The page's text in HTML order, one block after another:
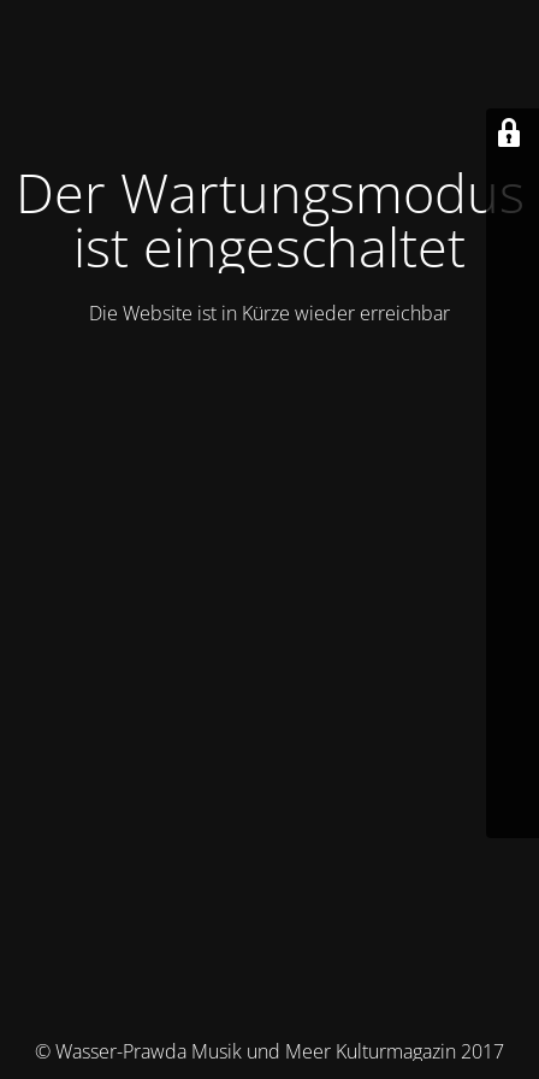
Der Wartungsmodus
ist eingeschaltet
Die Website ist in Kürze wieder erreichbar
© Wasser-Prawda Musik und Meer Kulturmagazin 2017